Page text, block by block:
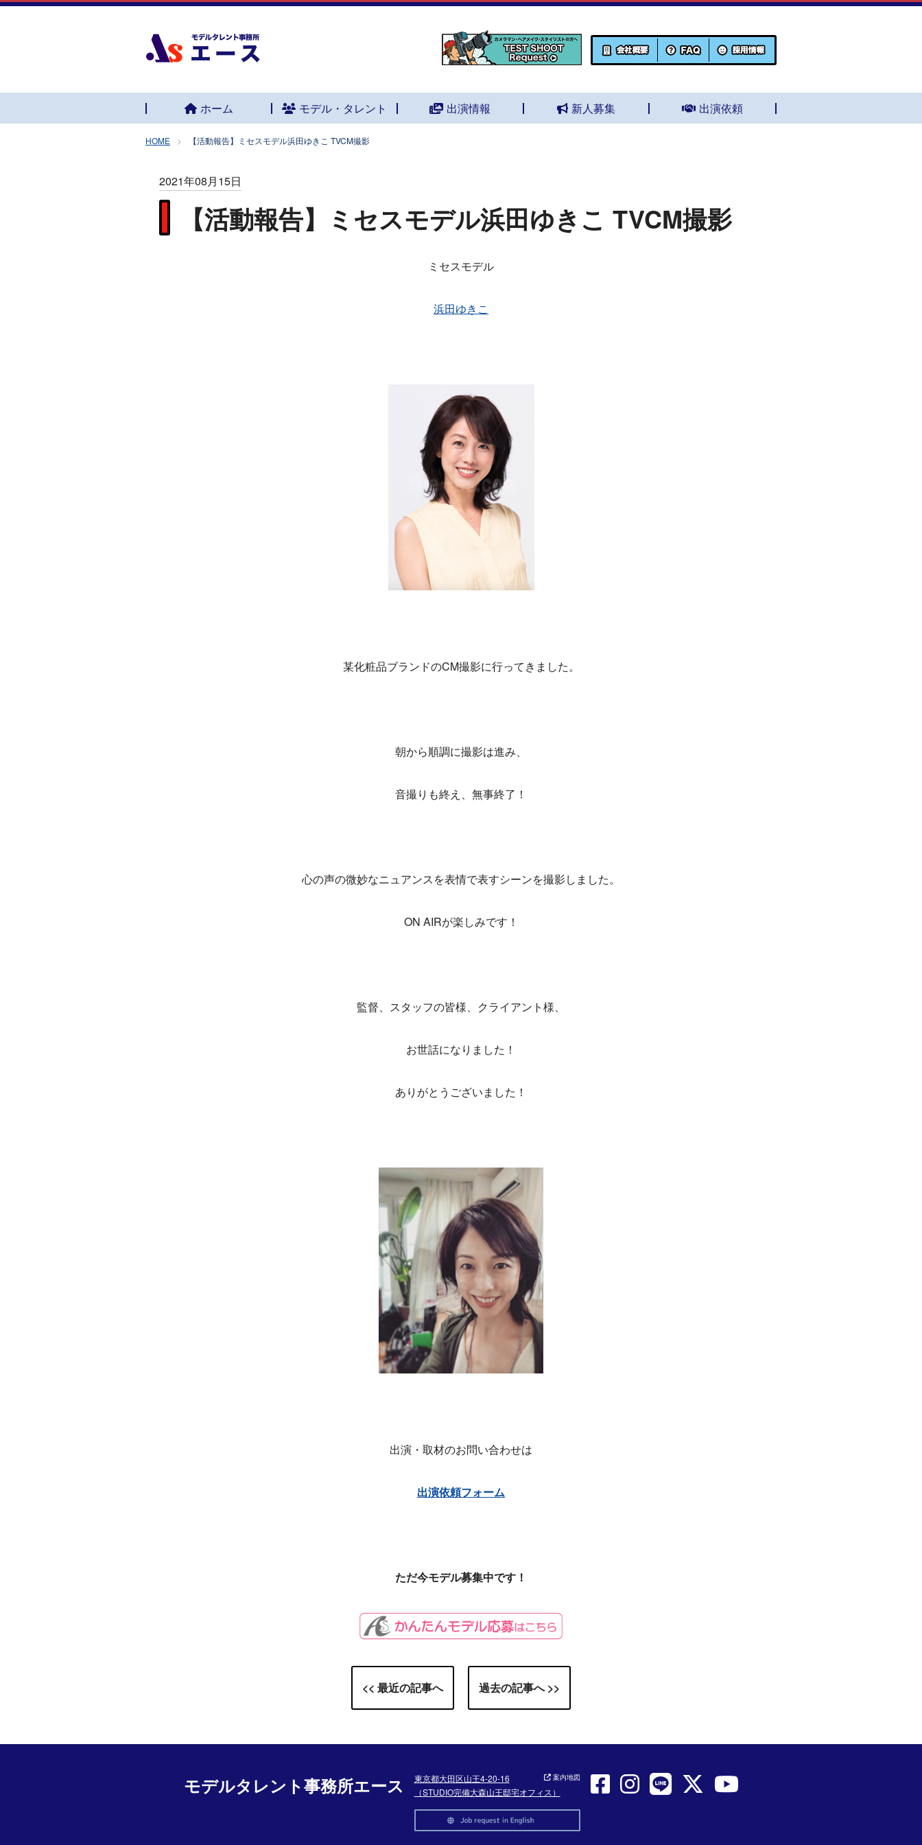
ホーム モデル・タレント 出演情報 新人募集 出演依頼
HOME 【活動報告】ミセスモデル浜田ゆきこ TVCM撮影
2021年08月15日
【活動報告】ミセスモデル浜田ゆきこ TVCM撮影
ミセスモデル
浜田ゆきこ
某化粧品ブランドのCM撮影に行ってきました。
朝から順調に撮影は進み、
音撮りも終え、無事終了！
心の声の微妙なニュアンスを表情で表すシーンを撮影しました。
ON AIRが楽しみです！
監督、スタッフの皆様、クライアント様、
お世話になりました！
ありがとうございました！
出演・取材のお問い合わせは
出演依頼フォーム
ただ今モデル募集中です！
<< 最近の記事へ 過去の記事へ >>
モデルタレント事務所エース
東京都大田区山王4-20-16
（STUDIO完備大森山王邸宅オフィス）
案内地図